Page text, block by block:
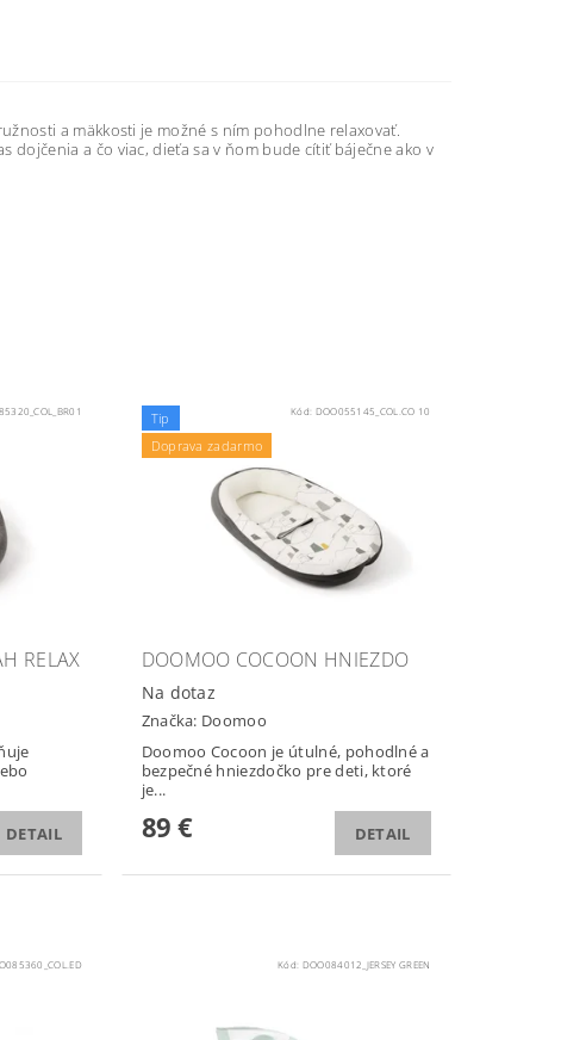
a mäkkosti je možné s ním pohodlne relaxovať.
dojčenia a čo viac, dieťa sa v ňom bude cítiť báječne ako v
RELAX
DETAIL
Tip
Doprava zadarmo
Kód: DOO055145_COL.CO 10
DOOMOO COCOON HNIEZDO
Na dotaz
Značka: Doomoo
Doomoo Cocoon je útulné, pohodlné a
bezpečné hniezdočko pre deti, ktoré
je...
89 € DETAIL
Kód: DOO084012_JERSEY GREEN